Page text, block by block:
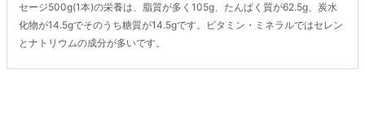
セージ500g(1本)の栄養は、脂質が多く105g、たんぱく質が62.5g、炭水
化物が14.5gでそのうち糖質が14.5gです。ビタミン・ミネラルではセレン
とナトリウムの成分が多いです。